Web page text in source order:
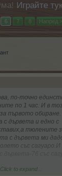
Играйте тук
6 7 8 Напред >
по-точно
по 1 час. И в
първото
с дървета и едно с
тюлените
с дървета ми
със
Click to expand...